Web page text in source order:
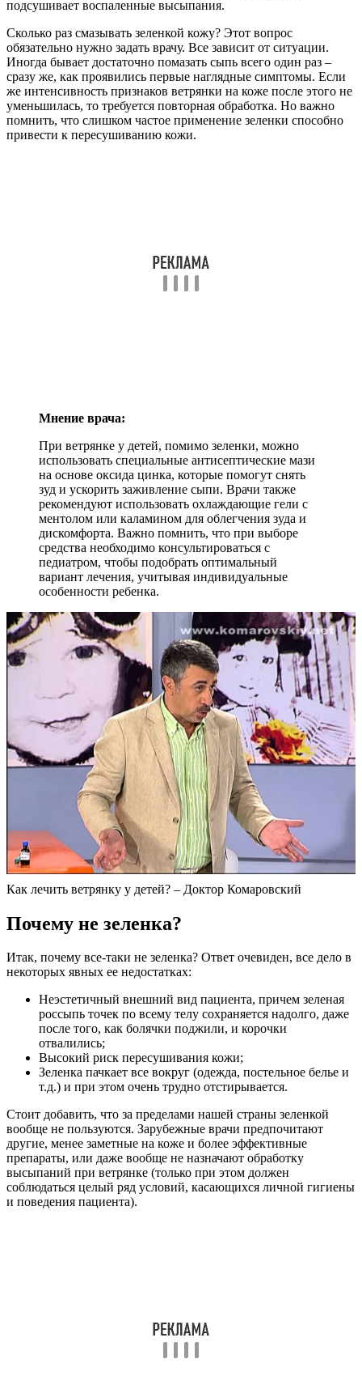
подсушивает воспаленные высыпания.
Сколько раз смазывать зеленкой кожу? Этот вопрос
обязательно нужно задать врачу. Все зависит от ситуации.
Иногда бывает достаточно помазать сыпь всего один раз –
сразу же, как проявились первые наглядные симптомы. Если
же интенсивность признаков ветрянки на коже после этого не
уменьшилась, то требуется повторная обработка. Но важно
помнить, что слишком частое применение зеленки способно
привести к пересушиванию кожи.
Мнение врача:
При ветрянке у детей, помимо зеленки, можно
использовать специальные антисептические мази
на основе оксида цинка, которые помогут снять
зуд и ускорить заживление сыпи. Врачи также
рекомендуют использовать охлаждающие гели с
ментолом или каламином для облегчения зуда и
дискомфорта. Важно помнить, что при выборе
средства необходимо консультироваться с
педиатром, чтобы подобрать оптимальный
вариант лечения, учитывая индивидуальные
особенности ребенка.
Как лечить ветрянку у детей? – Доктор Комаровский
Почему не зеленка?
Итак, почему все-таки не зеленка? Ответ очевиден, все дело в
некоторых явных ее недостатках:
Неэстетичный внешний вид пациента, причем зеленая
россыпь точек по всему телу сохраняется надолго, даже
после того, как болячки поджили, и корочки
отвалились;
Высокий риск пересушивания кожи;
Зеленка пачкает все вокруг (одежда, постельное белье и
т.д.) и при этом очень трудно отстирывается.
Стоит добавить, что за пределами нашей страны зеленкой
вообще не пользуются. Зарубежные врачи предпочитают
другие, менее заметные на коже и более эффективные
препараты, или даже вообще не назначают обработку
высыпаний при ветрянке (только при этом должен
соблюдаться целый ряд условий, касающихся личной гигиены
и поведения пациента).